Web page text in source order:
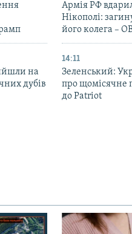
Армія РФ
Нікополі:
його колега –
на
дубів
14:11
Зеленський:
про щомісячне
до Patriot